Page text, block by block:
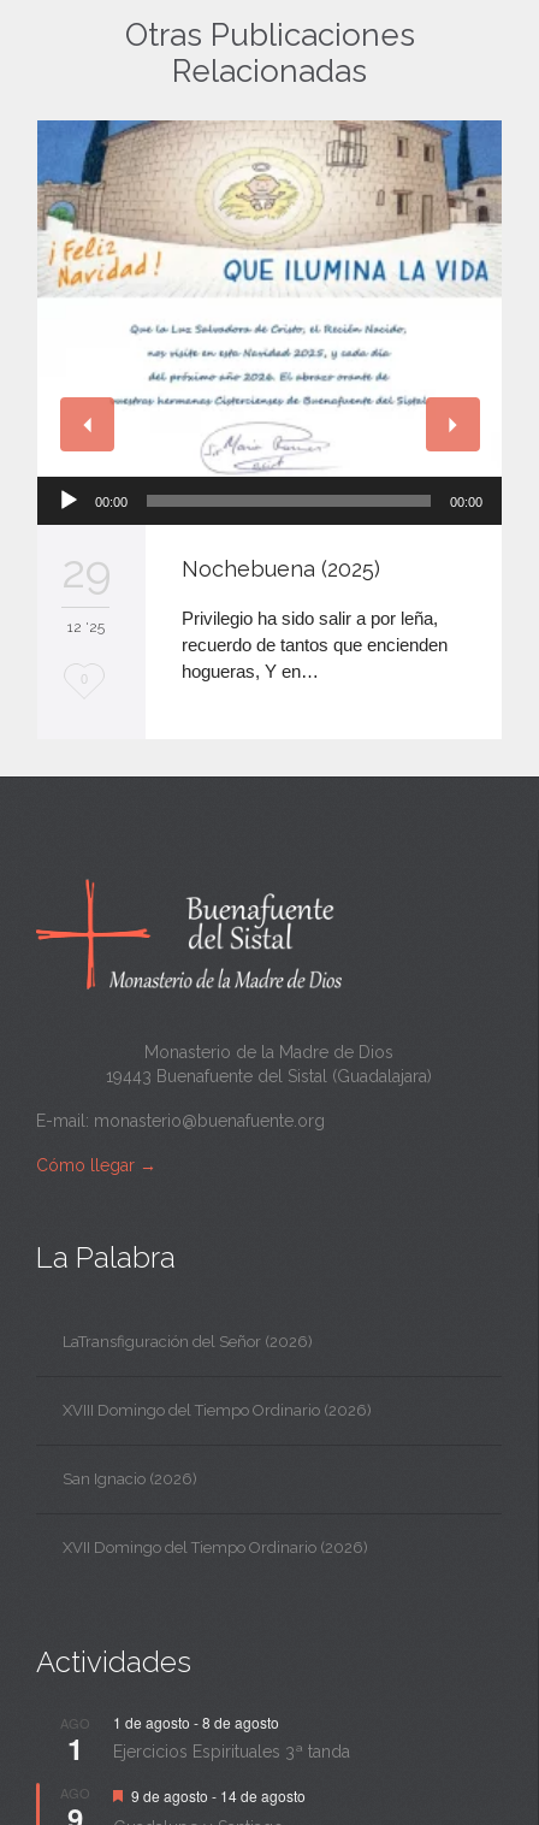
Otras Publicaciones
Relacionadas
00:00 00:00
29
12 '25
M
a
0
Nochebuena (2025)
Privilegio ha sido salir a por leña,
recuerdo de tantos que encienden
hogueras, Y en…
Monasterio de la Madre de Dios
19443 Buenafuente del Sistal (Guadalajara)
E-mail: monasterio@buenafuente.org
Cómo llegar →
La Palabra
LaTransfiguración del Señor (2026)
XVIII Domingo del Tiempo Ordinario (2026)
San Ignacio (2026)
XVII Domingo del Tiempo Ordinario (2026)
Actividades
AGO
1
1 de agosto -8 de agosto
Ejercicios Espirituales 3ª tanda
AGO Destacado
9 de agosto - 14 de agosto